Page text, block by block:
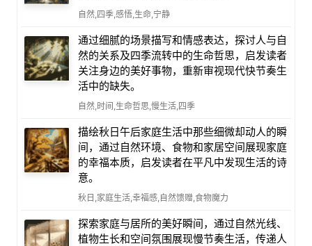
自然,四季,感悟,生命,宁静
通过细腻的场景描写和情感表达，探讨人与自
然的关系及四季流转中的生命哲思，启发读者
关注身边的美好事物，重新审视现代快节奏生
活中的缺失。
自然,时间,生命哲思,慢生活,四季
描绘秋日午后家庭生活中那些细微却动人的瞬
间，通过自然环境、食物和家居空间展现家庭
的幸福本质，启发读者在平凡中发现生活的诗
意。
秋日,家庭生活,幸福感,自然馈赠,食物魔力
探索家庭与居所的美好瞬间，通过自然光线、
植物生长和空间氛围展现慢节奏生活，传递人